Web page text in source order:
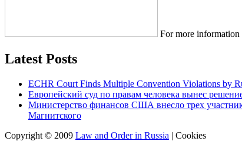
For more information
Latest Posts
ECHR Court Finds Multiple Convention Violations by
Европейский суд по правам человека вынес
Министерство финансов США внесло трех
Магнитского
Copyright © 2009 Law and Order in Russia | Cookies